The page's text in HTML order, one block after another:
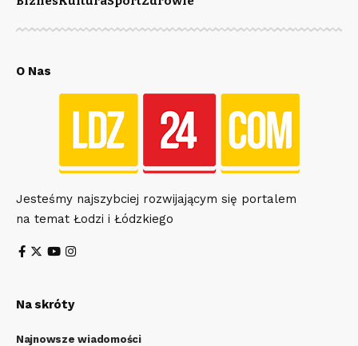
O Nas
Jesteśmy najszybciej rozwijającym się portalem
na temat Łodzi i Łódzkiego
Na skróty
Najnowsze wiadomości